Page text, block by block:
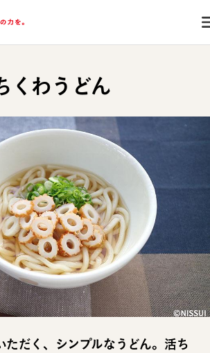
くわうどん
ただく、シンプルなうどん。活ち